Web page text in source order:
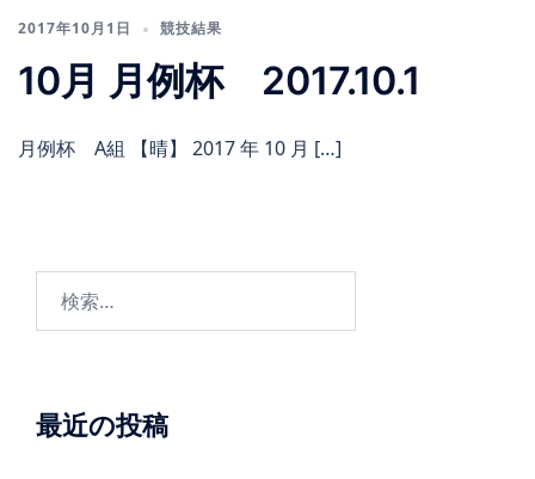
2017年10月1日 競技結果
10月 月例杯 2017.10.1
月例杯 A組 【晴】 2017 年 10 月 […]
最近の投稿